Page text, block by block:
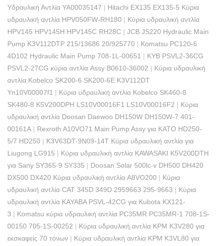
Υδραυλική Αντλία YA00035147 | Hitachi EX135 EX135-5 Κύρια
υδραυλική αντλία HPV050FW-RH180 | Κύρια υδραυλική αντλία
HPV145 HPV145H HPV145C RH28C | JCB JS220 Hydraulic Main
Pump K3V112DTP 215/13686 20/925770 | Komatsu PC120-6
4D102 Hydraulic Main Pump 708-1L-00651 | KYB PSVL2-36CG
PSVL2-27CG κύρια αντλία Assy B0610-36002 | Κύρια υδραυλική
αντλία Kobelco SK200-6 SK200-6E K3V112DT
Yn10V00007f1 | Κύρια υδραυλική αντλία Kobelco SK460-8
SK480-8 K5V200DPH LS10V00016F1 LS10V00016F2 | Κύρια
υδραυλική αντλία Doosan Daewoo DH150W DH150W-7 401-
00161A | Rexroth A10VO71 Main Pump Assy για KATO HD250-
5/7 HD250 | K3V63DT-9N09-14T Κύρια υδραυλική αντλία για
Liugong LG915 | Κύρια υδραυλική αντλία KAWASAKI K5V200DTH
για Sany SY365-9 SY335 | Doosan Solar 500lc-v DH500 DH420
DX500 DX420 Κύρια υδραυλική αντλία A8VO200 | Κύρια
υδραυλική αντλία CAT 345D 349D 2959663 295-9663 | Κύρια
υδραυλική αντλία KAYABA PSVL-42CG για Kubota KX121-
3 | Komatsu κύρια υδραυλική αντλία PC35MR PC35MR-1 708-1S-
00150 705-1S-00252 | Κύρια υδραυλική αντλία KPM K3V280 για
εκσκαφείς 70 τόνων | Κύρια υδραυλική αντλία KPM K3VL80 για